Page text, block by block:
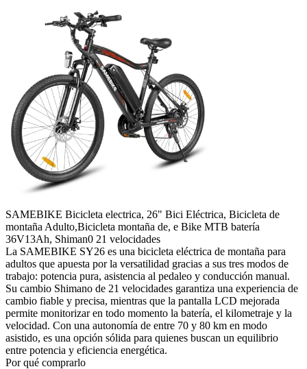
SAMEBIKE Bicicleta electrica, 26" Bici Eléctrica, Bicicleta de
montaña Adulto,Bicicleta montaña de, e Bike MTB batería
36V13Ah, Shiman0 21 velocidades
La SAMEBIKE SY26 es una bicicleta eléctrica de montaña para
adultos que apuesta por la versatilidad gracias a sus tres modos de
trabajo: potencia pura, asistencia al pedaleo y conducción manual.
Su cambio Shimano de 21 velocidades garantiza una experiencia de
cambio fiable y precisa, mientras que la pantalla LCD mejorada
permite monitorizar en todo momento la batería, el kilometraje y la
velocidad. Con una autonomía de entre 70 y 80 km en modo
asistido, es una opción sólida para quienes buscan un equilibrio
entre potencia y eficiencia energética.
Por qué comprarlo